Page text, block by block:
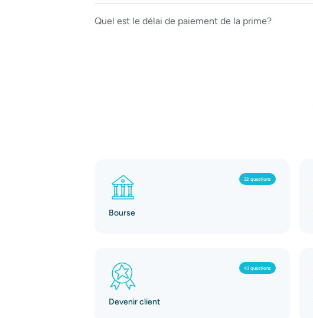
Quel est le délai de paiement de la prime?
32 questions
Bourse
43 questions
Devenir client